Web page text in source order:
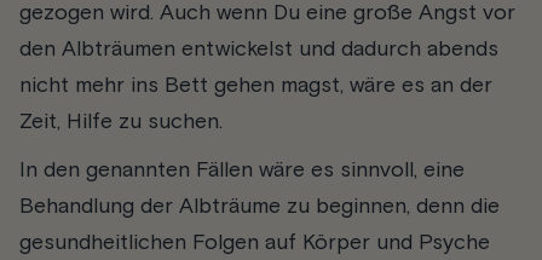
gezogen wird. Auch wenn Du eine große Angst vor
den Albträumen entwickelst und dadurch abends
nicht mehr ins Bett gehen magst, wäre es an der
Zeit, Hilfe zu suchen.
In den genannten Fällen wäre es sinnvoll, eine
Behandlung der Albträume zu beginnen, denn die
gesundheitlichen Folgen auf Körper und Psyche